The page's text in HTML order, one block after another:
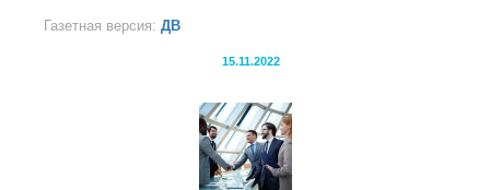
Газетная версия: ДВ
15.11.2022